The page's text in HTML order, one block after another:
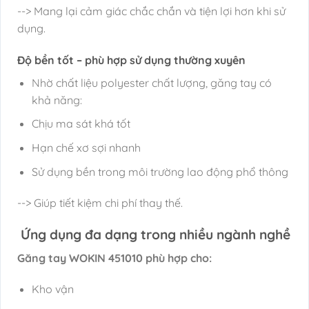
--> Mang lại cảm giác chắc chắn và tiện lợi hơn khi sử
dụng.
Độ bền tốt – phù hợp sử dụng thường xuyên
Nhờ chất liệu polyester chất lượng, găng tay có
khả năng:
Chịu ma sát khá tốt
Hạn chế xơ sợi nhanh
Sử dụng bền trong môi trường lao động phổ thông
--> Giúp tiết kiệm chi phí thay thế.
Ứng dụng đa dạng trong nhiều ngành nghề
Găng tay WOKIN 451010 phù hợp cho:
Kho vận